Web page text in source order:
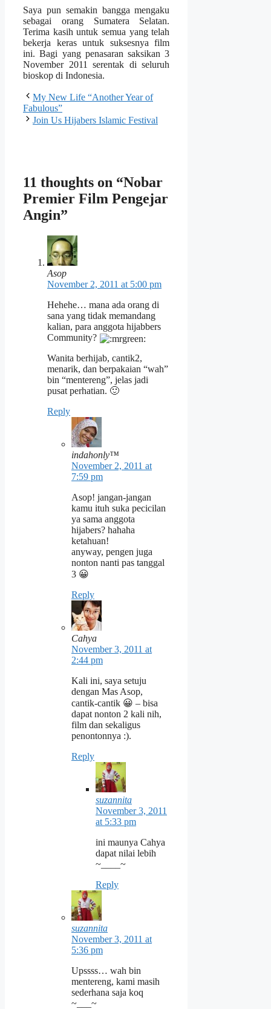
Saya pun semakin bangga mengaku
sebagai orang Sumatera Selatan.
Terima kasih untuk semua yang telah
bekerja keras untuk suksesnya film
ini. Bagi yang penasaran saksikan 3
November 2011 serentak di seluruh
bioskop di Indonesia.
My New Life “Another Year of
Fabulous”
Join Us Hijabers Islamic Festival
11 thoughts on “Nobar
Premier Film Pengejar
Angin”
Asop
November 2, 2011 at 5:00 pm
Hehehe… mana ada orang di
sana yang tidak memandang
kalian, para anggota hijabbers
Community?
Wanita berhijab, cantik2,
menarik, dan berpakaian “wah”
bin “mentereng”, jelas jadi
pusat perhatian. 🙂
Reply
indahonly™
November 2, 2011 at
7:59 pm
Asop! jangan-jangan
kamu ituh suka pecicilan
ya sama anggota
hijabers? hahaha
ketahuan!
anyway, pengen juga
nonton nanti pas tanggal
3 😀
Reply
Cahya
November 3, 2011 at
2:44 pm
Kali ini, saya setuju
dengan Mas Asop,
cantik-cantik 😀 – bisa
dapat nonton 2 kali nih,
film dan sekaligus
penontonnya :).
Reply
suzannita
November 3, 2011
at 5:33 pm
ini maunya Cahya
dapat nilai lebih
~____~
Reply
suzannita
November 3, 2011 at
5:36 pm
Upssss… wah bin
mentereng, kami masih
sederhana saja koq
~___~